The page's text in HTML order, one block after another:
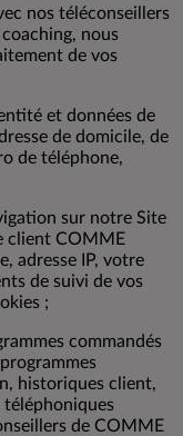
nos téléconseillers
nous
de vos
et données de
de domicile, de
de téléphone,
sur notre Site
client COMME
adresse IP, votre
de suivi de vos
;
commandés
historiques client,
téléphoniques
de COMME